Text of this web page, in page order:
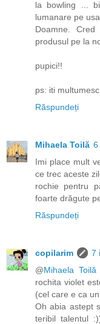
la bowling ...
lumanare pe
Doamne.
produsul pe la
pupici!!
ps: iti
Răspundeți
Mihaela Toilă 6
Imi place mult
ce trec aceste
rochie pentru
foarte drăgute
Răspundeți
copilarim
7
@Mihaela Toilă
rochita violet
(cel care e ca un
Oh abia astept
teribil talentul